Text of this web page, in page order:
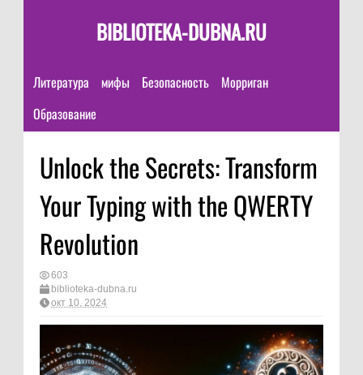
BIBLIOTEKA-DUBNA.RU
Литература мифы Безопасность
Морриган
Образование
Unlock the Secrets: Transform
Your Typing with the QWERTY
Revolution
603
biblioteka-dubna.ru
окт 10, 2024